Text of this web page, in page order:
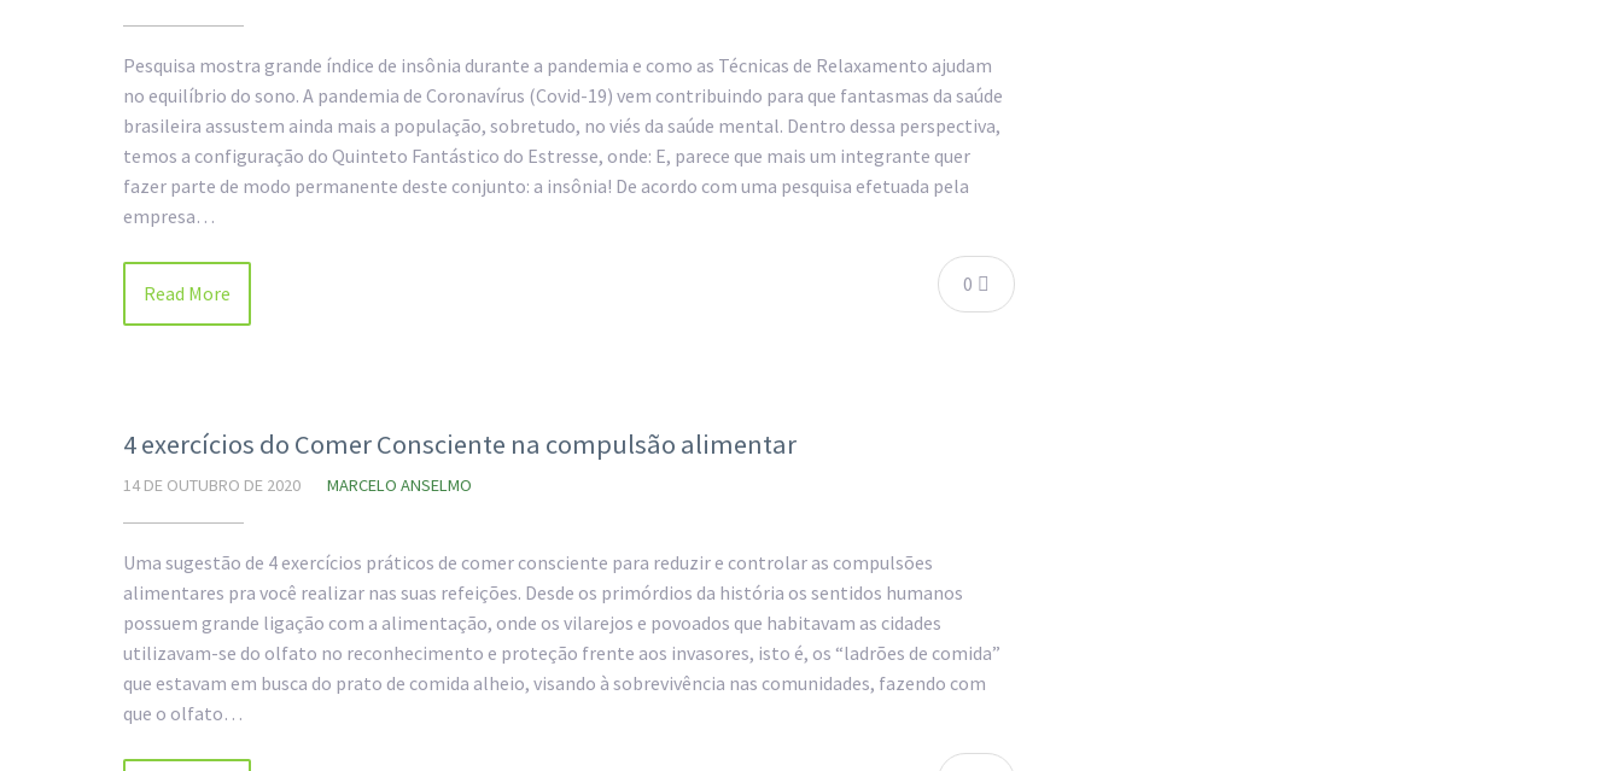
Pesquisa mostra grande índice de insônia durante a pandemia e como as Técnicas de Relaxamento ajudam
no equilíbrio do sono. A pandemia de Coronavírus (Covid-19) vem contribuindo para que fantasmas da saúde
brasileira assustem ainda mais a população, sobretudo, no viés da saúde mental. Dentro dessa perspectiva,
temos a configuração do Quinteto Fantástico do Estresse, onde: E, parece que mais um integrante quer
fazer parte de modo permanente deste conjunto: a insônia! De acordo com uma pesquisa efetuada pela
empresa…
0
Read More
4 exercícios do Comer Consciente na compulsão alimentar
14 DE OUTUBRO DE 2020 MARCELO ANSELMO
Uma sugestão de 4 exercícios práticos de comer consciente para reduzir e controlar as compulsões
alimentares pra você realizar nas suas refeições. Desde os primórdios da história os sentidos humanos
possuem grande ligação com a alimentação, onde os vilarejos e povoados que habitavam as cidades
utilizavam-se do olfato no reconhecimento e proteção frente aos invasores, isto é, os “ladrões de comida”
que estavam em busca do prato de comida alheio, visando à sobrevivência nas comunidades, fazendo com
que o olfato…